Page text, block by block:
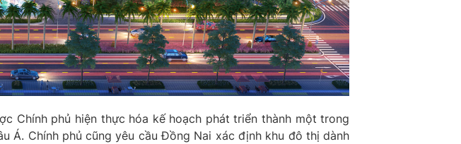
Chính phủ hiện thực hóa kế hoạch phát triển thành một trong
Á. Chính phủ cũng yêu cầu Đồng Nai xác định khu đô thị dành